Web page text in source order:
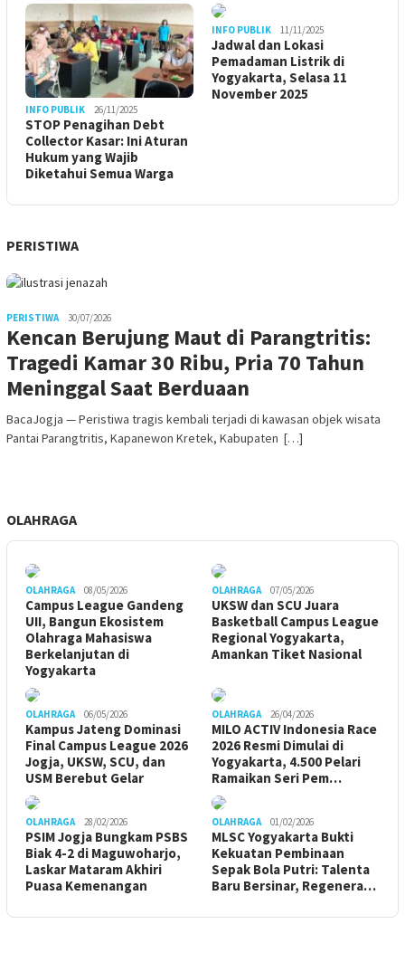
INFO PUBLIK 26/11/2025
STOP Penagihan Debt
Collector Kasar: Ini Aturan
Hukum yang Wajib
Diketahui Semua Warga
INFO PUBLIK 11/11/2025
Jadwal dan Lokasi
Pemadaman Listrik di
Yogyakarta, Selasa 11
November 2025
PERISTIWA
PERISTIWA 30/07/2026
Kencan Berujung Maut di Parangtritis:
Tragedi Kamar 30 Ribu, Pria 70 Tahun
Meninggal Saat Berduaan
BacaJogja — Peristiwa tragis kembali terjadi di kawasan objek wisata
Pantai Parangtritis, Kapanewon Kretek, Kabupaten […]
OLAHRAGA
OLAHRAGA 08/05/2026
Campus League Gandeng
UII, Bangun Ekosistem
Olahraga Mahasiswa
Berkelanjutan di
Yogyakarta
OLAHRAGA 07/05/2026
UKSW dan SCU Juara
Basketball Campus League
Regional Yogyakarta,
Amankan Tiket Nasional
OLAHRAGA 06/05/2026
Kampus Jateng Dominasi
Final Campus League 2026
Jogja, UKSW, SCU, dan
USM Berebut Gelar
OLAHRAGA 26/04/2026
MILO ACTIV Indonesia Race
2026 Resmi Dimulai di
Yogyakarta, 4.500 Pelari
Ramaikan Seri Pem…
OLAHRAGA 28/02/2026
PSIM Jogja Bungkam PSBS
Biak 4-2 di Maguwoharjo,
Laskar Mataram Akhiri
Puasa Kemenangan
OLAHRAGA 01/02/2026
MLSC Yogyakarta Bukti
Kekuatan Pembinaan
Sepak Bola Putri: Talenta
Baru Bersinar, Regenera…